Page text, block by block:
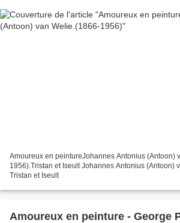
Amoureux en peintureJohannes Antonius (Antoon)
1956).Tristan et Iseult Johannes Antonius (Antoon)
Tristan et Iseult
Amoureux en peinture - George